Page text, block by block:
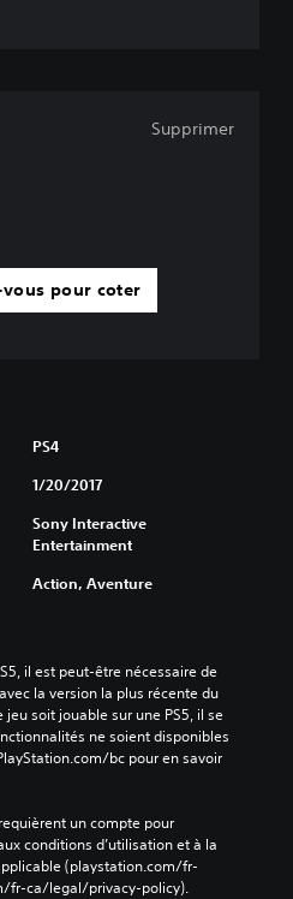
vous pour coter
Supprimer
PS4
1/20/2017
Sony Interactive
Entertainment
Action, Aventure
il est peut-être nécessaire de
la version la plus récente du
soit jouable sur une PS5, il se
ne soient disponibles
bc pour en savoir
un compte pour
conditions d’utilisation et à la
(playstation.com/fr-
fr-ca/legal/privacy-policy).